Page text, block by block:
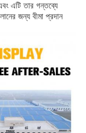
এটি তার গন্তব্যে
জন্য বীমা প্রদান